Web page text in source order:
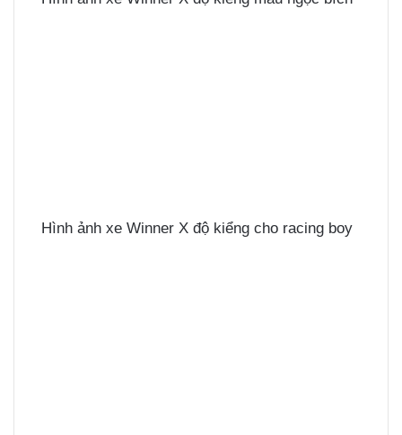
Hình ảnh xe Winner X độ kiểng cho racing boy